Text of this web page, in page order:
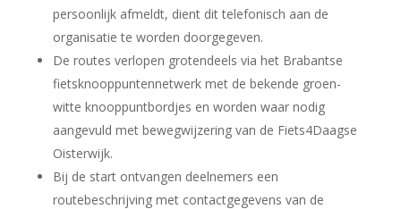
persoonlijk afmeldt, dient dit telefonisch aan de
organisatie te worden doorgegeven.
De routes verlopen grotendeels via het Brabantse
fietsknooppuntennetwerk met de bekende groen-
witte knooppuntbordjes en worden waar nodig
aangevuld met bewegwijzering van de Fiets4Daagse
Oisterwijk.
Bij de start ontvangen deelnemers een
routebeschrijving met contactgegevens van de